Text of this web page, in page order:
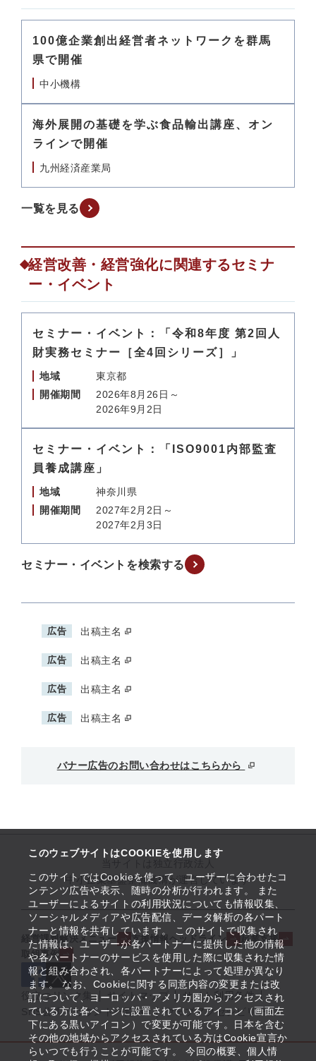
このウェブサイトはCOOKIEを使用します
このサイトではCookieを使って、ユーザーに合わせたコ
ンテンツ広告や表示、随時の分析が行われます。 また
ユーザーによるサイトの利用状況についても情報収集、
ソーシャルメディアや広告配信、データ解析の各パート
ナーと情報を共有しています。 このサイトで収集され
た情報は、ユーザーが各パートナーに提供した他の情報
や各パートナーのサービスを使用した際に収集された情
報と組み合わされ、各パートナーによって処理が異なり
ます。 なお、Cookieに関する同意内容の変更または改
訂について、ヨーロッパ・アメリカ圏からアクセスされ
ている方は各ページに設置されているアイコン（画面左
下にある黒いアイコン）で変更が可能です。日本を含む
その他の地域からアクセスされている方はCookie宣言か
らいつでも行うことが可能です。 今回の概要、個人情
100億企業創出経営者ネットワークを群馬
県で開催
中小機構
海外展開の基礎を学ぶ食品輸出講座、オン
ラインで開催
九州経済産業局
一覧を見る
経営改善・経営強化に関連するセミナ
ー・イベント
セミナー・イベント：「令和8年度 第2回人
財実務セミナー［全4回シリーズ］」
地域
東京都
開催期間
2026年8月26日～
2026年9月2日
セミナー・イベント：「ISO9001内部監査
員養成講座」
地域
神奈川県
開催期間
2027年2月2日～
2027年2月3日
セミナー・イベントを検索する
広告 出稿主名
広告 出稿主名
広告 出稿主名
広告 出稿主名
バナー広告のお問い合わせはこちらから
中小企業基盤整備機構が運営しています
経営課題解決メニュー 支援情報ヘッドライン
起業支援
取組事例
役立つリンク集 サイトマップ
サイト利用条件
SNS公式アカウント一覧
ウェブアクセシビリティ